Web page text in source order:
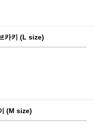
카키 (L size)
(M size)